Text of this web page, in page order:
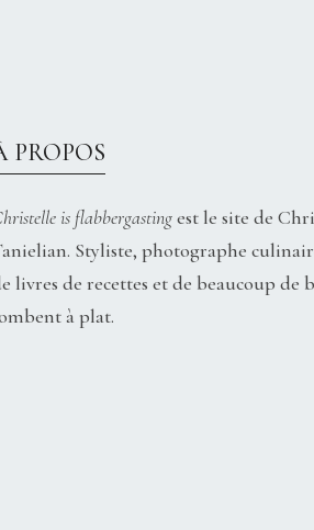
PROPOS
is flabbergastingest le site de
Styliste, photographe
livres de recettes et de beaucoup de
à plat.